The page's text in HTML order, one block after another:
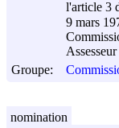
l'article 3
9 mars
Groupe:
nomination